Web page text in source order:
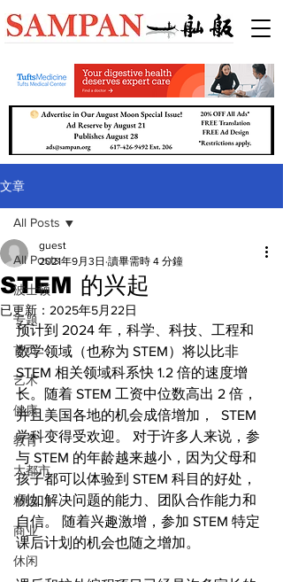
文章
All Posts
波士顿
专题
首页
艺术
健康
教育
大都市
精选
商业
休闲
All Posts
STEM 的兴起
guest
2021年9月3日 讀畢需時 4 分鐘
已更新： 2025年5月22日
预计到 2024 年，科学、科技、工程和
数学领域（也称为 STEM）将以比非
STEM 相关领域科系快 1.2 倍的速度增
长。随着 STEM 工资中位数高出 2 倍，
并且美国各地的机会成倍增加，  STEM
学科变得受欢迎。 对于许多人来说，参
与 STEM 的年龄越来越小，因为父母和
孩子都可以体验到 STEM 科目的好处，
例如解决问题的能力、团队合作能力和
自信。 随着兴趣激增，参加 STEM 特定
课后计划的机会也随之增加。